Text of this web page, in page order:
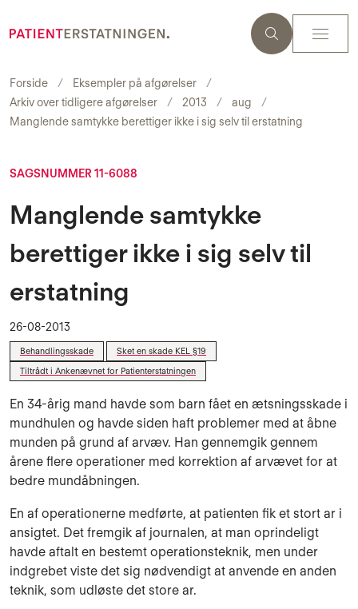
Forside
Eksempler på afgørelser
Arkiv over tidligere afgørelser
2013
aug
Manglende samtykke berettiger ikke i sig selv til erstatning
SAGSNUMMER 11-6088
Manglende samtykke
berettiger ikke i sig selv til
erstatning
26-08-2013
Behandlingsskade
Sket en skade KEL §19
Tiltrådt i Ankenævnet for Patienterstatningen
En 34-årig mand havde som barn fået en ætsningsskade i
mundhulen og havde siden haft problemer med at åbne
munden på grund af arvæv. Han gennemgik gennem
årene flere operationer med korrektion af arvævet for at
bedre mundåbningen.
En af operationerne medførte, at patienten fik et stort ar i
ansigtet. Det fremgik af journalen, at man oprindeligt
havde aftalt en bestemt operationsteknik, men under
indgrebet viste det sig nødvendigt at anvende en anden
teknik, som udløste det store ar.